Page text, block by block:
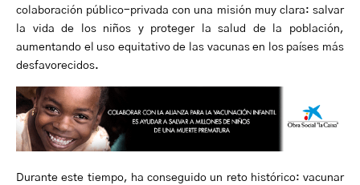
colaboración público-privada con una misión muy clara: salvar
la vida de los niños y proteger la salud de la población,
aumentando el uso equitativo de las vacunas en los países más
desfavorecidos.
Durante este tiempo, ha conseguido un reto histórico: vacunar